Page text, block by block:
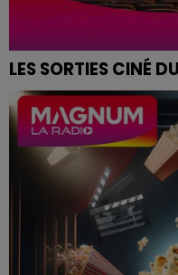
LES SORTIES CINÉ
SORTIES CINÉ DU